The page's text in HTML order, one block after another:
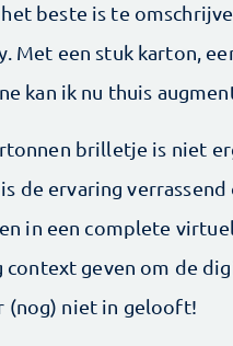
beste is te
Met een stuk karton,
kan ik nu thuis
brilletje is niet
de ervaring
in een complete
context geven om de
(nog) niet in gelooft!